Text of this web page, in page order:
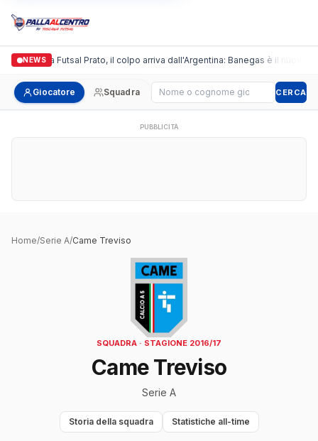
NEWS
Italgronda Futsal Prato, il colpo arriva dall'Argentina: Banegas è il nuovo
Giocatore Squadra Cerca giocatore CERCA
PUBBLICITÀ
Home/Serie A/Came Treviso
SQUADRA · STAGIONE 2016/17
Came Treviso
Serie A
Storia della squadra Statistiche all-time